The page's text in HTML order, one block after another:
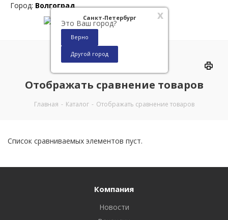
x
Санкт-Петербург
Это Ваш город?
Верно
Другой город
Город: Волгоград
Отображать сравнение товаров
Главная - Каталог - Отображать сравнение товаров
Список сравниваемых элементов пуст.
Компания
Новости